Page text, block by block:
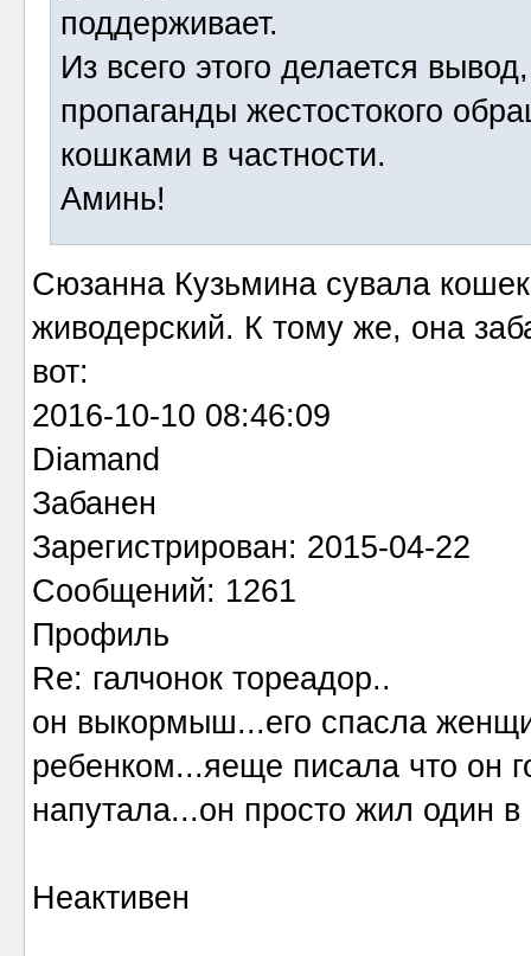
поддерживает.
Из всего этого делается
пропаганды жестостокого
кошками в частности.
Аминь!
Cюзанна Кузьмина сувала
живодерский. К тому же, она
вот:
2016-10-10 08:46:09
Diamand
Забанен
Зарегистрирован: 2015-04-22
Сообщений: 1261
Профиль
Re: галчонок тореадор..
он выкормыш...его спасла
ребенком...яеще писала что он
напутала...он просто жил один
Неактивен